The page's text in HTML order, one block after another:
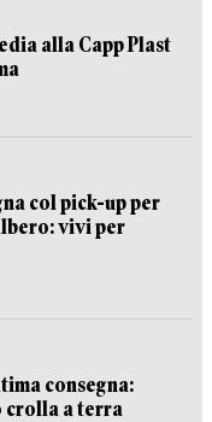
alla Capp Plast
col pick-up per
vivi per
consegna:
crolla a terra